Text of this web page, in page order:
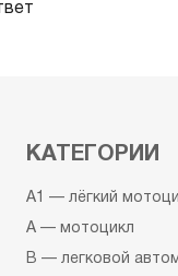
КАТЕГОРИИ
A1 — лёгкий
A — мотоцикл
B — легковой